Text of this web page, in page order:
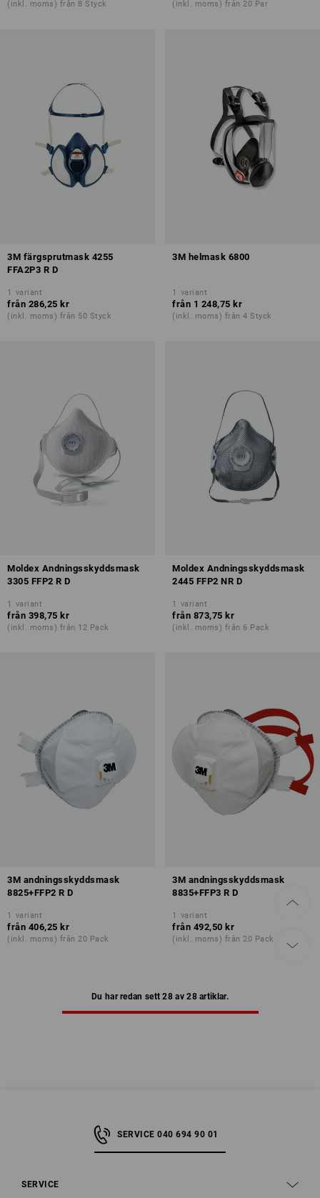
(inkl. moms) från 8 Styck (inkl. moms) från 20 Par
3M färgsprutmask 4255
FFA2P3 R D
1 variant
från 286,25 kr
(inkl. moms) från 50 Styck
3M helmask 6800
1 variant
från 1 248,75 kr
(inkl. moms) från 4 Styck
Moldex Andningsskyddsmask
3305 FFP2 R D
1 variant
från 398,75 kr
(inkl. moms) från 12 Pack
Moldex Andningsskyddsmask
2445 FFP2 NR D
1 variant
från 873,75 kr
(inkl. moms) från 6 Pack
3M andningsskyddsmask
8825+FFP2 R D
1 variant
från 406,25 kr
(inkl. moms) från 20 Pack
3M andningsskyddsmask
8835+FFP3 R D
1 variant
från 492,50 kr
(inkl. moms) från 20 Pack
Du har redan sett 28 av 28 artiklar.
SERVICE 040 694 90 01
SERVICE